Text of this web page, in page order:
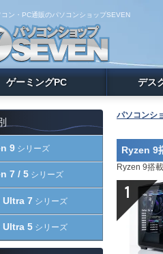
コン・PC通販のパソコンショップSEVEN
ゲーミングPC デス
パソコンシ
Ryzen 9
Ryzen 9搭
9 シリーズ
7 / 5 シリーズ
Ultra 7 シリーズ
Ultra 5 シリーズ